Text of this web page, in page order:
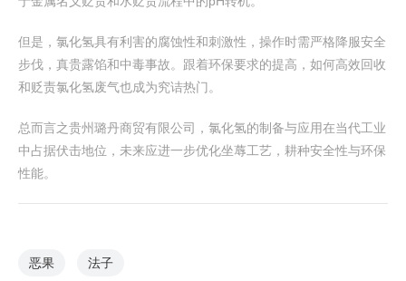
但是，氯化氢具有利害的腐蚀性和刺激性，操作时需严格降服安全
步伐，真贵露馅和中毒事故。跟着环保要求的提高，如何高效回收
和贬责氯化氢废气也成为究诘热门。
总而言之贵州璐丹商贸有限公司，氯化氢的制备与应用在当代工业
中占据伏击地位，未来应进一步优化坐蓐工艺，耕种安全性与环保
性能。
恶果 法子